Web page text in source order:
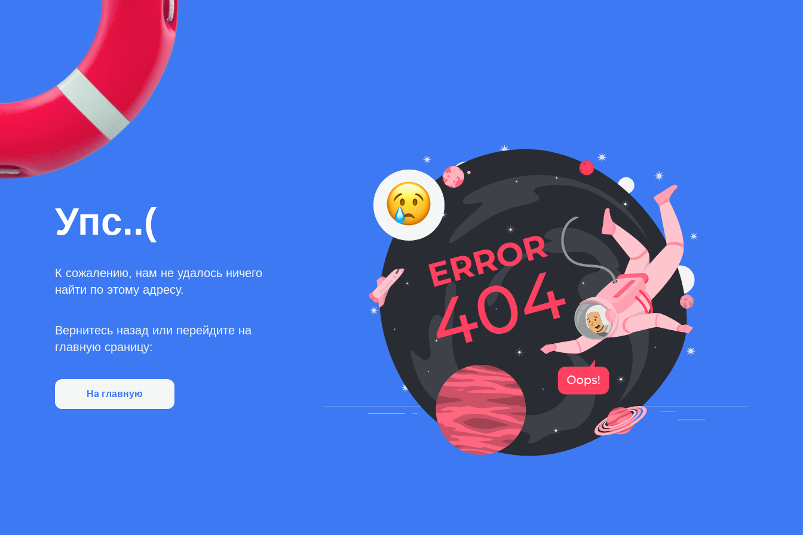
Упс..(
К сожалению, нам не удалось ничего
найти по этому адресу.
Вернитесь назад или перейдите на
главную сраницу:
На главную